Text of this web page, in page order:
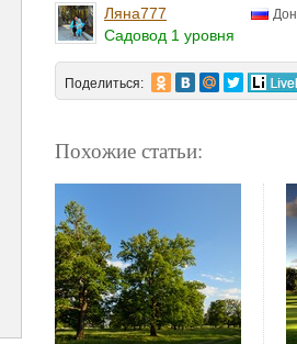
Ляна777
Садовод 1 уровня
Поделиться:
Похожие статьи: